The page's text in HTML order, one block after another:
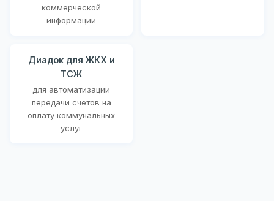
коммерческой
информации
Диадок для ЖКХ и
ТСЖ
для автоматизации
передачи счетов на
оплату коммунальных
услуг